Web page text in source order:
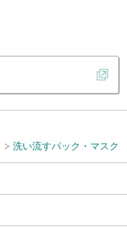
洗い流すパック・マスク